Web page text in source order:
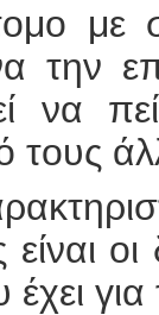
με
την
να
τους
έχει